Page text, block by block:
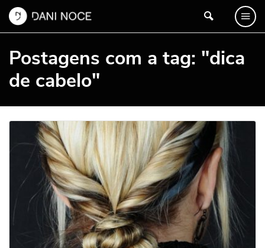
Postagens com a tag: "dica
de cabelo"